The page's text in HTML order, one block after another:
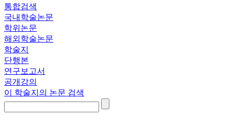
통합검색
국내학술논문
학위논문
해외학술논문
학술지
단행본
연구보고서
공개강의
이 학술지의 논문 검색